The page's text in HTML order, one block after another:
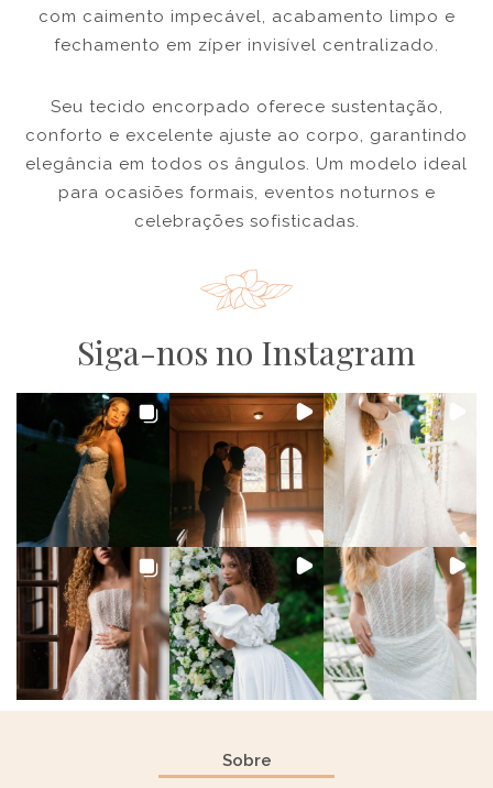
com caimento impecável, acabamento limpo e
fechamento em zíper invisível centralizado.
Seu tecido encorpado oferece sustentação,
conforto e excelente ajuste ao corpo, garantindo
elegância em todos os ângulos. Um modelo ideal
para ocasiões formais, eventos noturnos e
celebrações sofisticadas.
Siga-nos no Instagram
Sobre